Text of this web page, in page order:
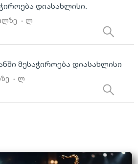
დიასახლისი.
- ლ
მესაჭიროება დიასახლისი
- ლ